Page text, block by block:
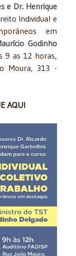
e Dr. Henrique
Individual e
em
Godinho
9 as 12 horas,
Moura, 313 -
AQUI